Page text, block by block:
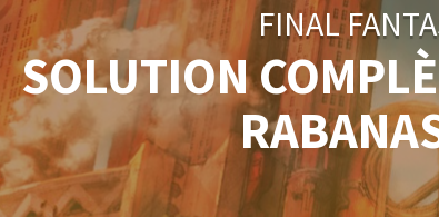
FINAL
SOLUTION